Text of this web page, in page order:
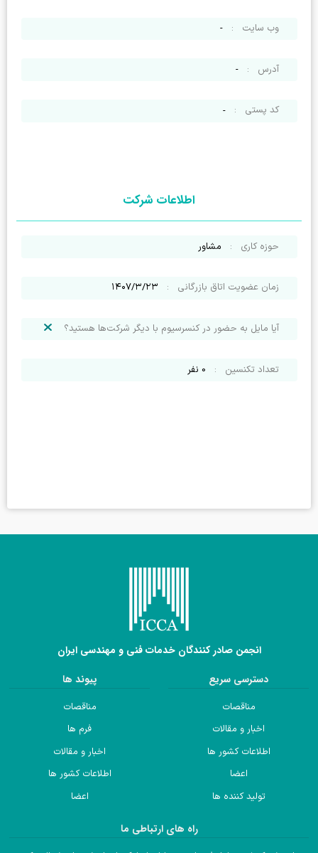
وب سایت :
-
آدرس :
-
کد پستی :
-
اطلاعات شرکت
حوزه کاری : مشاور
زمان عضویت اتاق بازرگانی : ۱۴۰۷/۳/۲۳
آیا مایل به حضور در کنسرسیوم با دیگر شرکت‌ها هستید؟
تعداد تکنسین :
0 نفر
انجمن صادر کنندگان خدمات فنی و مهندسی ایران
دسترسی سریع
مناقصات
اخبار و مقالات
اطلاعات کشور ها
اعضا
تولید کننده ها
پیوند ها
مناقصات
فرم ها
اخبار و مقالات
اطلاعات کشور ها
اعضا
راه های ارتباطی ما